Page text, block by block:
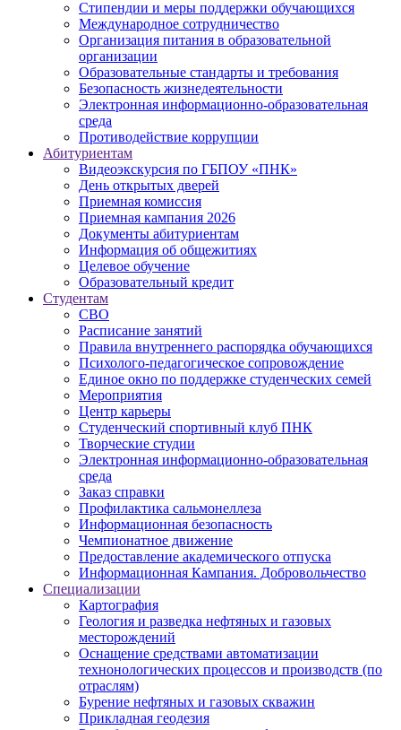
Стипендии и меры поддержки обучающихся
Международное сотрудничество
Организация питания в образовательной
организации
Образовательные стандарты и требования
Безопасность жизнедеятельности
Электронная информационно-образовательная
среда
Противодействие коррупции
Абитуриентам
Видеоэкскурсия по ГБПОУ «ПНК»
День открытых дверей
Приемная комиссия
Приемная кампания 2026
Дoкументы абитуриентам
Информация об общежитиях
Целевое обучение
Образовательный кредит
Студентам
СВО
Расписание занятий
Правила внутреннего распорядка обучающихся
Психолого-педагогическое сопровождение
Единое окно по поддержке студенческих семей
Мероприятия
Центр карьеры
Студенческий спортивный клуб ПНК
Творческие студии
Электронная информационно-образовательная
среда
Заказ справки
Профилактика сальмонеллеза
Информационная безопасность
Чемпионатное движение
Предоставление академического отпуска
Информационная Кампания. Добровольчество
Специализации
Картография
Геология и разведка нефтяных и газовых
месторождений
Оснащение средствами автоматизации
технонологических процессов и производств (по
отраслям)
Бурение нефтяных и газовых скважин
Прикладная геодезия